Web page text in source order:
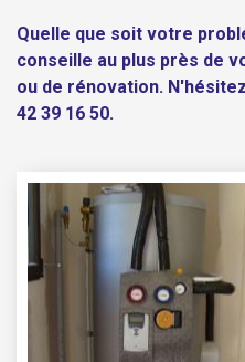
Quelle que soit votre
conseille au plus près de
ou de rénovation.
42 39 16 50.